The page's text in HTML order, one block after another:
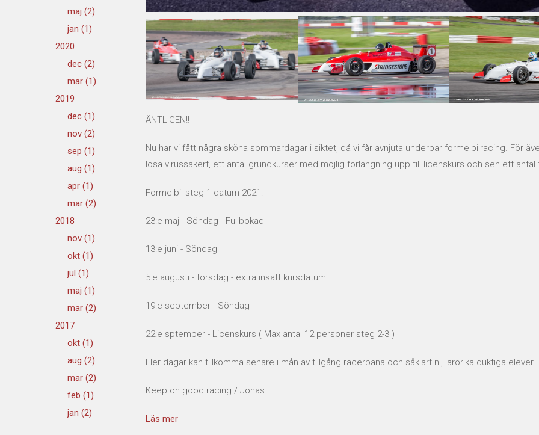
maj (2)
jan (1)
2020
dec (2)
mar (1)
2019
dec (1)
nov (2)
sep (1)
aug (1)
apr (1)
mar (2)
2018
nov (1)
okt (1)
jul (1)
maj (1)
mar (2)
2017
okt (1)
aug (2)
mar (2)
feb (1)
jan (2)
ÄNTLIGEN!!
Nu har vi fått några sköna sommardagar i siktet, då vi får avnjuta underbar formelbilracing. För
lösa virussäkert, ett antal grundkurser med möjlig förlängning upp till licenskurs och sen ett antal
Formelbil steg 1 datum 2021:
23:e maj - Söndag - Fullbokad
13:e juni - Söndag
5:e augusti - torsdag - extra insatt kursdatum
19:e september - Söndag
22:e sptember - Licenskurs ( Max antal 12 personer steg 2-3 )
Fler dagar kan tillkomma senare i mån av tillgång racerbana och såklart ni, lärorika duktiga
Keep on good racing / Jonas
Läs mer